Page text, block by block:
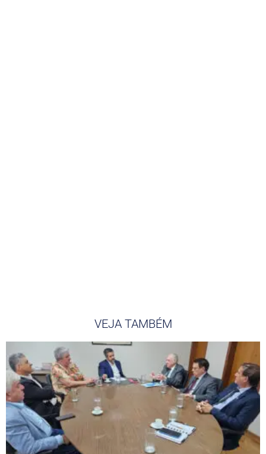
VEJA TAMBÉM